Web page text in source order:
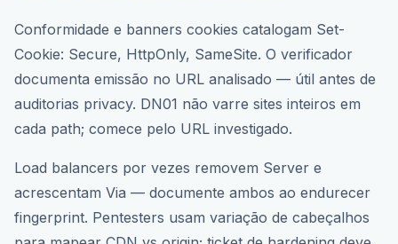
Conformidade e banners cookies catalogam Set-
Cookie: Secure, HttpOnly, SameSite. O verificador
documenta emissão no URL analisado — útil antes de
auditorias privacy. DN01 não varre sites inteiros em
cada path; comece pelo URL investigado.
Load balancers por vezes removem Server e
acrescentam Via — documente ambos ao endurecer
fingerprint. Pentesters usam variação de cabeçalhos